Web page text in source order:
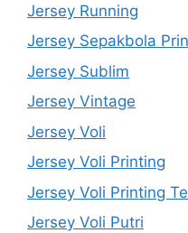
Jersey Running
Jersey Sepakbola
Jersey Sublim
Jersey Vintage
Jersey Voli
Jersey Voli Printing
Jersey Voli Printing
Jersey Voli Putri